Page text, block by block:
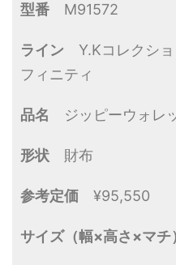
型番 M91572
ライン Y.Kコレクショ
フィニティ
品名 ジッピーウォレ
形状 財布
参考定価 ¥95,550
サイズ（幅×高さ×マチ